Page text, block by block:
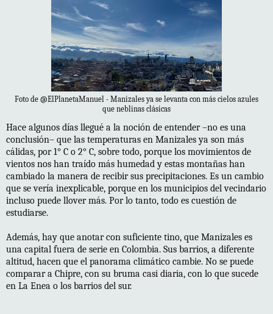
Foto de @ElPlanetaManuel - Manizales ya se levanta con más cielos azules
que neblinas clásicas
Hace algunos días llegué a la noción de entender –no es una
conclusión– que las temperaturas en Manizales ya son más
cálidas, por 1° C o 2° C, sobre todo, porque los movimientos de
vientos nos han traído más humedad y estas montañas han
cambiado la manera de recibir sus precipitaciones. Es un cambio
que se vería inexplicable, porque en los municipios del vecindario
incluso puede llover más. Por lo tanto, todo es cuestión de
estudiarse.
Además, hay que anotar con suficiente tino, que Manizales es
una capital fuera de serie en Colombia. Sus barrios, a diferente
altitud, hacen que el panorama climático cambie. No se puede
comparar a Chipre, con su bruma casi diaria, con lo que sucede
en La Enea o los barrios del sur.